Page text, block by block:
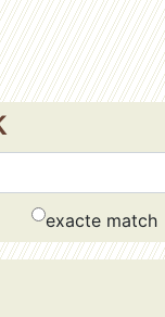
exacte match